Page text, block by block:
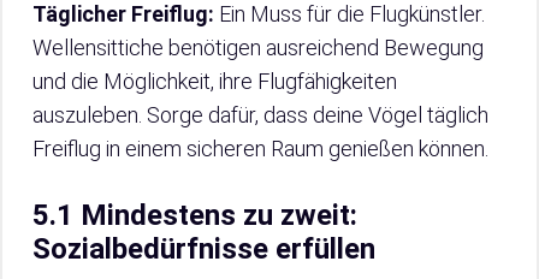
Täglicher Freiflug: Ein Muss für die Flugkünstler.
Wellensittiche benötigen ausreichend Bewegung
und die Möglichkeit, ihre Flugfähigkeiten
auszuleben. Sorge dafür, dass deine Vögel täglich
Freiflug in einem sicheren Raum genießen können.
5.1 Mindestens zu zweit:
Sozialbedürfnisse erfüllen